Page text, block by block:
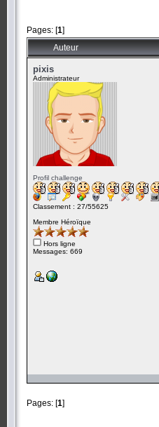
Pages: [1]
Auteur
pixis
Administrateur
Profil challenge
Classement : 27/55625
Membre Héroïque
Hors ligne
Messages: 669
Pages: [1]